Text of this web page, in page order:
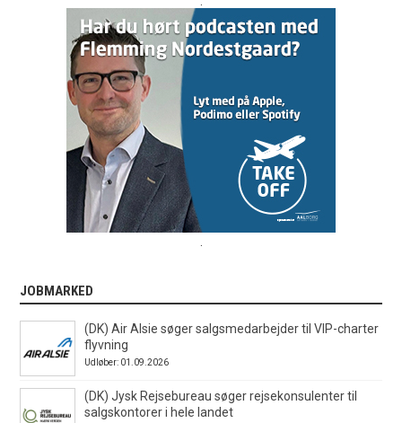
JOBMARKED
(DK) Air Alsie søger salgsmedarbejder til VIP-charter
flyvning
Udløber: 01.09.2026
(DK) Jysk Rejsebureau søger rejsekonsulenter til
salgskontorer i hele landet